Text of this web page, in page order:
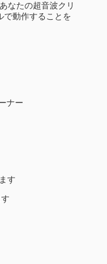
なたの超音波クリ
で動作することを
ナー
す